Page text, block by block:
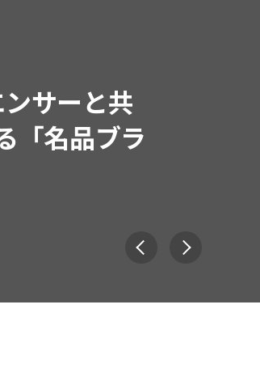
ンサーと共
「名品ブラ